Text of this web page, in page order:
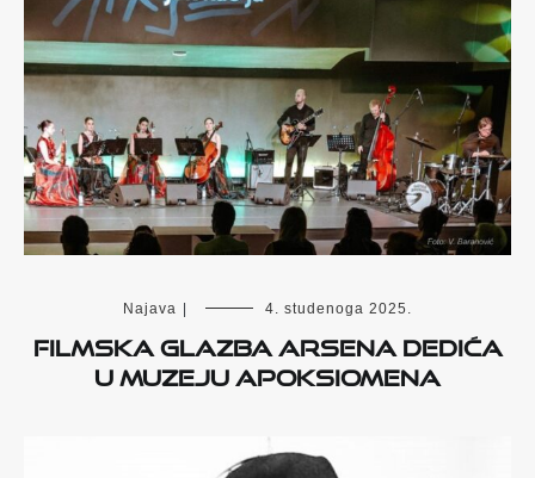
Najava 4. studenoga 2025.
FILMSKA GLAZBA ARSENA DEDIĆA
U MUZEJU APOKSIOMENA